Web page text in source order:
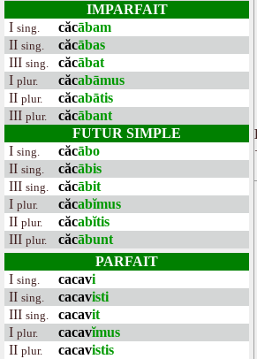
IMPARFAIT
I sing. căcābam
II sing. căcābas
III sing. căcābat
I plur. căcabāmus
II plur. căcabātis
III plur. căcābant
FUTUR SIMPLE
I sing. căcābo
II sing. căcābis
III sing. căcābit
I plur. căcabĭmus
II plur. căcabĭtis
III plur. căcābunt
PARFAIT
I sing. cacavi
II sing. cacavisti
III sing. cacavit
I plur. cacavĭmus
II plur. cacavistis